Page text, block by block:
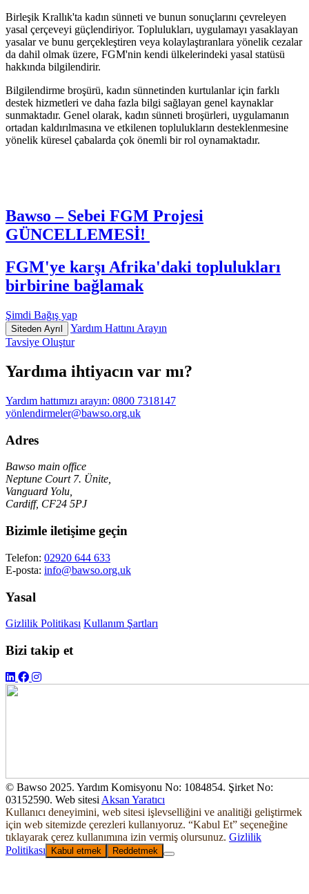
Birleşik Krallık'ta kadın sünneti ve bunun sonuçlarını çevreleyen
yasal çerçeveyi güçlendiriyor. Toplulukları, uygulamayı yasaklayan
yasalar ve bunu gerçekleştiren veya kolaylaştıranlara yönelik cezalar
da dahil olmak üzere, FGM'nin kendi ülkelerindeki yasal statüsü
hakkında bilgilendirir.
Bilgilendirme broşürü, kadın sünnetinden kurtulanlar için farklı
destek hizmetleri ve daha fazla bilgi sağlayan genel kaynaklar
sunmaktadır. Genel olarak, kadın sünneti broşürleri, uygulamanın
ortadan kaldırılmasına ve etkilenen toplulukların desteklenmesine
yönelik küresel çabalarda çok önemli bir rol oynamaktadır.
Bawso – Sebei FGM Projesi
GÜNCELLEMESİ!
FGM'ye karşı Afrika'daki toplulukları
birbirine bağlamak
Şimdi Bağış yap
Siteden Ayrıl
Yardım Hattını Arayın
Tavsiye Oluştur
Yardıma ihtiyacın var mı?
Yardım hattımızı arayın: 0800 7318147
yönlendirmeler@bawso.org.uk
Adres
Bawso main office
Neptune Court 7. Ünite,
Vanguard Yolu,
Cardiff, CF24 5PJ
Bizimle iletişime geçin
Telefon: 02920 644 633
E-posta: info@bawso.org.uk
Yasal
Gizlilik Politikası Kullanım Şartları
Bizi takip et
© Bawso 2025. Yardım Komisyonu No: 1084854. Şirket No:
03152590. Web sitesi Aksan Yaratıcı
Kullanıcı deneyimini, web sitesi işlevselliğini ve analitiği geliştirmek
için web sitemizde çerezleri kullanıyoruz. “Kabul Et” seçeneğine
tıklayarak çerez kullanımına izin vermiş olursunuz. Gizlilik
Politikası
Kabul etmek Reddetmek